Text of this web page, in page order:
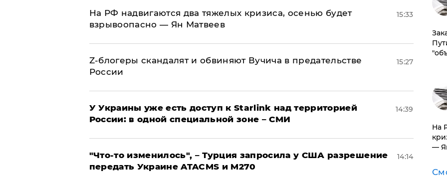
На РФ надвигаются два тяжелых кризиса, осенью будет
взрывоопасно — Ян Матвеев
15:33
Z-блогеры скандалят и обвиняют Вучича в предательстве
России
15:27
У Украины уже есть доступ к Starlink над территорией
России: в одной специальной зоне – СМИ
14:39
​"Что-то изменилось", – Турция запросила у США разрешение
передать Украине ATACMS и M270
14:14
На
—